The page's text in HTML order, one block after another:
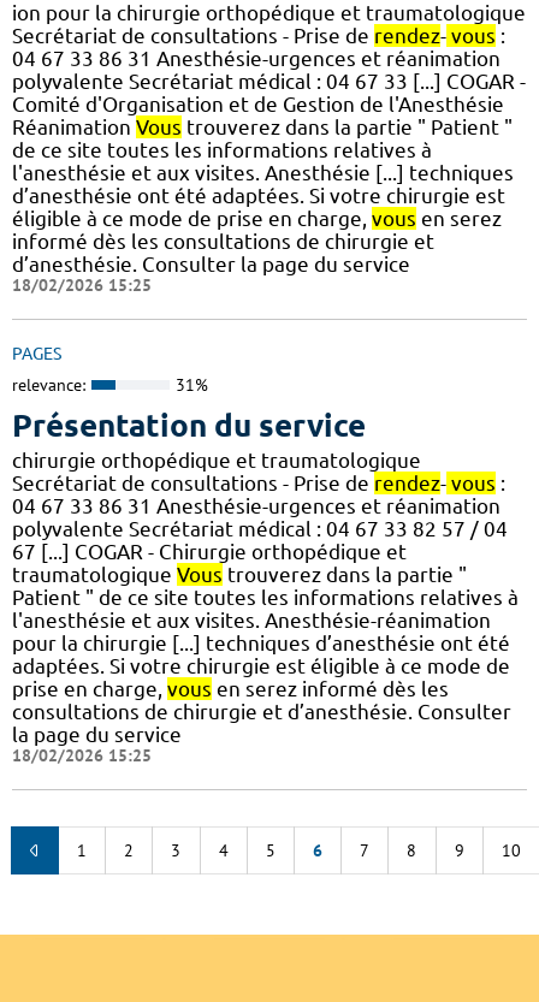
ion pour la chirurgie orthopédique et traumatologique
Secrétariat de consultations - Prise de rendez- vous :
04 67 33 86 31 Anesthésie-urgences et réanimation
polyvalente Secrétariat médical : 04 67 33 [...] COGAR -
Comité d'Organisation et de Gestion de l'Anesthésie
Réanimation Vous trouverez dans la partie " Patient "
de ce site toutes les informations relatives à
l'anesthésie et aux visites. Anesthésie [...] techniques
d’anesthésie ont été adaptées. Si votre chirurgie est
éligible à ce mode de prise en charge, vous en serez
informé dès les consultations de chirurgie et
d’anesthésie. Consulter la page du service
18/02/2026 15:25
PAGES
relevance: 31%
Présentation du service
chirurgie orthopédique et traumatologique
Secrétariat de consultations - Prise de rendez- vous :
04 67 33 86 31 Anesthésie-urgences et réanimation
polyvalente Secrétariat médical : 04 67 33 82 57 / 04
67 [...] COGAR - Chirurgie orthopédique et
traumatologique Vous trouverez dans la partie "
Patient " de ce site toutes les informations relatives à
l'anesthésie et aux visites. Anesthésie-réanimation
pour la chirurgie [...] techniques d’anesthésie ont été
adaptées. Si votre chirurgie est éligible à ce mode de
prise en charge, vous en serez informé dès les
consultations de chirurgie et d’anesthésie. Consulter
la page du service
18/02/2026 15:25
1 2 3 4 5 6 7 8 9 10